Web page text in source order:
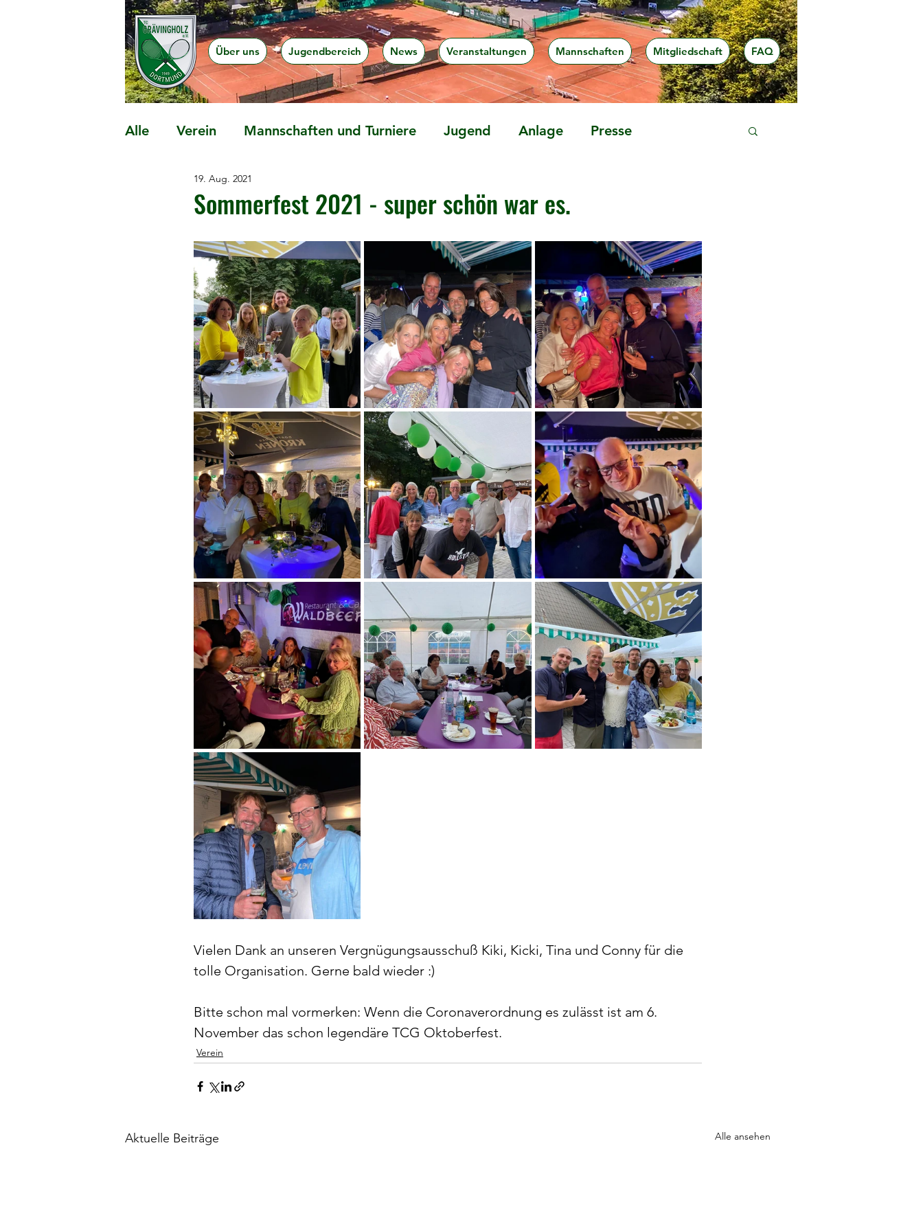
Über uns Jugendbereich News Veranstaltungen Mannschaften Mitgliedschaft FAQ
Alle Verein Mannschaften und Turniere Jugend Anlage Presse
Präventionsangebote
Sommerfest 2021 - super schön war es.
19. Aug. 2021
Vielen Dank an unseren Vergnügungsausschuß Kiki, Kicki, Tina und Conny für die
tolle Organisation. Gerne bald wieder :)
Bitte schon mal vormerken: Wenn die Coronaverordnung es zulässt ist am 6.
November das schon legendäre TCG Oktoberfest.
Verein
Aktuelle Beiträge Alle ansehen